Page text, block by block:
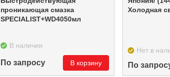
проникающая смазка
SPECIALIST+WD4050мл
В наличии
По запросу В корзину
Холодная
Нет в
По